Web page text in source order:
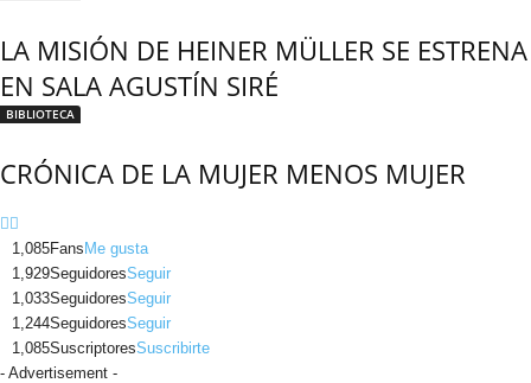
LA MISIÓN DE HEINER MÜLLER SE ESTRENA
EN SALA AGUSTÍN SIRÉ
BIBLIOTECA
CRÓNICA DE LA MUJER MENOS MUJER
1,085Fans Me gusta
1,929SeguidoresSeguir
1,033SeguidoresSeguir
1,244SeguidoresSeguir
1,085SuscriptoresSuscribirte
- Advertisement -